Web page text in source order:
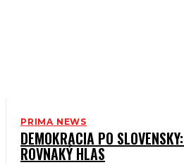
PRIMA NEWS
DEMOKRACIA PO
ROVNAKÝ HLAS